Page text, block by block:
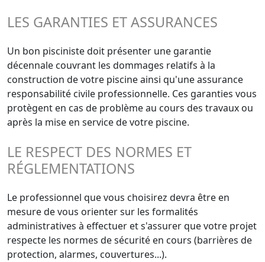
LES GARANTIES ET ASSURANCES
Un bon pisciniste doit présenter une garantie
décennale couvrant les dommages relatifs à la
construction de votre piscine ainsi qu'une assurance
responsabilité civile professionnelle. Ces garanties vous
protègent en cas de problème au cours des travaux ou
après la mise en service de votre piscine.
LE RESPECT DES NORMES ET
RÉGLEMENTATIONS
Le professionnel que vous choisirez devra être en
mesure de vous orienter sur les formalités
administratives à effectuer et s'assurer que votre projet
respecte les normes de sécurité en cours (barrières de
protection, alarmes, couvertures...).